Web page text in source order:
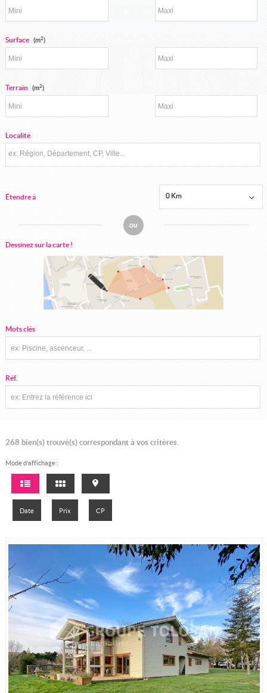
Surface (m2)
Terrain (m2)
Localité
Étendre à 0 Km
Dessinez sur la carte !
Mots clés
Réf.
268 bien(s) trouvé(s) correspondant à vos critères.
Mode d’affichage :
Date Prix CP